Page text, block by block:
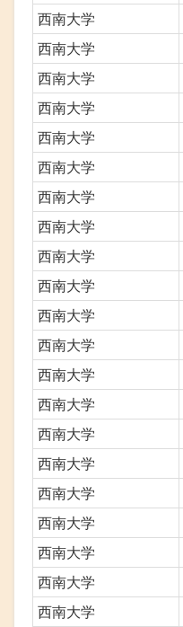
西南大学
西南大学
西南大学
西南大学
西南大学
西南大学
西南大学
西南大学
西南大学
西南大学
西南大学
西南大学
西南大学
西南大学
西南大学
西南大学
西南大学
西南大学
西南大学
西南大学
西南大学